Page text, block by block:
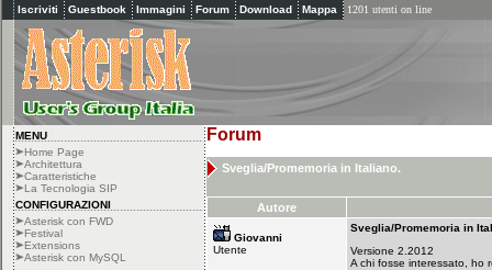
Iscriviti Guestbook Immagini Forum Download Mappa 1201 utenti on line
MENU
Home Page
Architettura
Caratteristiche
La Tecnologia SIP
CONFIGURAZIONI
Asterisk con FWD
Festival
Extensions
Asterisk con MySQL
Forum
Sveglia/Promemoria in Italiano.
Autore
Giovanni
Utente
Sveglia/Promemoria in
Versione 2.2012
A chi fosse interessato, ho